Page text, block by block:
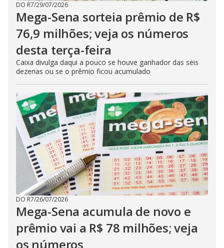
DO R7/29/07/2026
Mega-Sena sorteia prêmio de R$
76,9 milhões; veja os números
desta terça-feira
Caixa divulga daqui a pouco se houve ganhador das seis
dezenas ou se o prêmio ficou acumulado
DO R7/26/07/2026
Mega-Sena acumula de novo e
prêmio vai a R$ 78 milhões; veja
os números